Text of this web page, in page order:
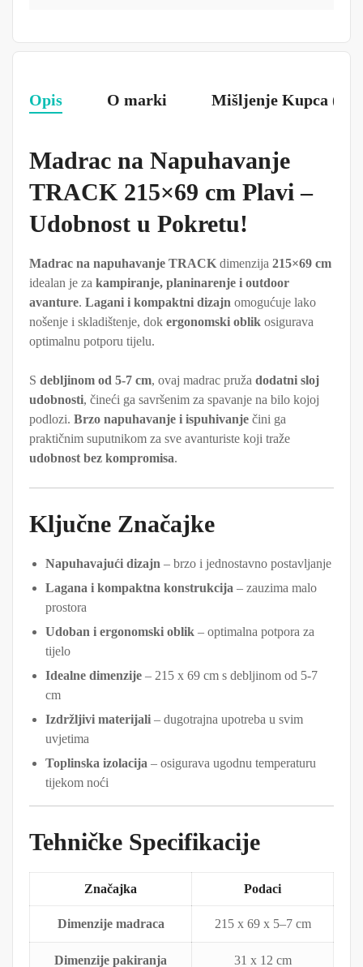
Opis O marki Mišljenje Kupca (0)
Madrac na Napuhavanje
TRACK 215×69 cm Plavi –
Udobnost u Pokretu!
Madrac na napuhavanje TRACK dimenzija 215×69 cm
idealan je za kampiranje, planinarenje i outdoor
avanture. Lagani i kompaktni dizajn omogućuje lako
nošenje i skladištenje, dok ergonomski oblik osigurava
optimalnu potporu tijelu.
S debljinom od 5-7 cm, ovaj madrac pruža dodatni sloj
udobnosti, čineći ga savršenim za spavanje na bilo kojoj
podlozi. Brzo napuhavanje i ispuhivanje čini ga
praktičnim suputnikom za sve avanturiste koji traže
udobnost bez kompromisa.
Ključne Značajke
Napuhavajući dizajn – brzo i jednostavno postavljanje
Lagana i kompaktna konstrukcija – zauzima malo
prostora
Udoban i ergonomski oblik – optimalna potpora za
tijelo
Idealne dimenzije – 215 x 69 cm s debljinom od 5-7
cm
Izdržljivi materijali – dugotrajna upotreba u svim
uvjetima
Toplinska izolacija – osigurava ugodnu temperaturu
tijekom noći
Tehničke Specifikacije
Značajka Podaci
Dimenzije madraca 215 x 69 x 5–7 cm
Dimenzije pakiranja 31 x 12 cm